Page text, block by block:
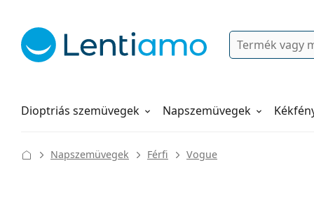
Keresés
Folyadékok
Dioptriás szemüvegek Napszemüvegek
Hogyan rendeljen
Napszemüvegek Férfi Vogue